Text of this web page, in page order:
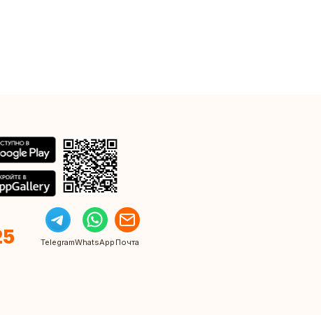
TelegramWhatsApp Почта